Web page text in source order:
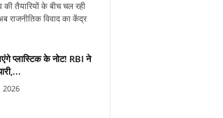
की तैयारियों के बीच चल रही
राजनीतिक विवाद का केंद्र
प्लास्टिक के नोट! RBI ने
2026